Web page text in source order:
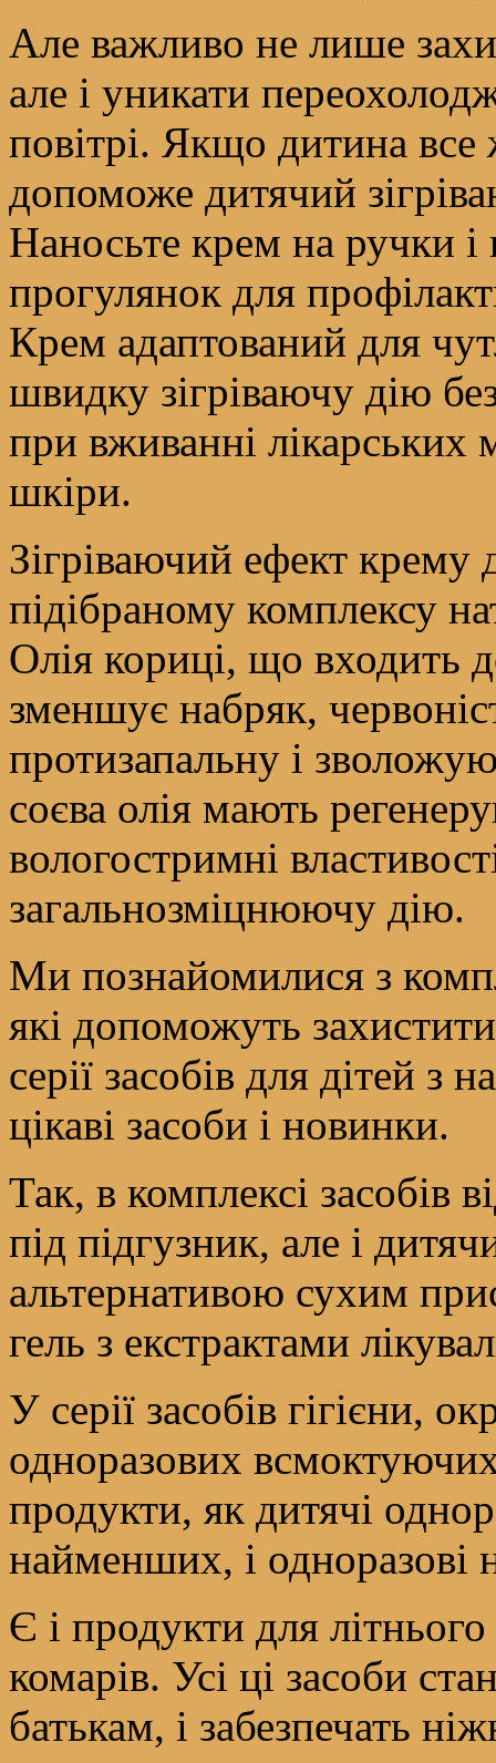
Але важливо не лише
але і уникати
повітрі. Якщо дитина все
допоможе дитячий
Наносьте крем на ручки
прогулянок для
Крем адаптований для
швидку зігріваючу дію
при вживанні лікарських
шкіри.
Зігріваючий ефект крему
підібраному комплексу
Олія кориці, що входить
зменшує набряк,
протизапальну і
соєва олія мають
вологостримні
загальнозміцнюючу дію.
Ми познайомилися з
які допоможуть
серії засобів для дітей з
цікаві засоби і новинки.
Так, в комплексі засобів
під підгузник, але і
альтернативою сухим
гель з екстрактами
У серії засобів гігієни,
одноразових
продукти, як дитячі
найменших, і одноразові
Є і продукти для літнього
комарів. Усі ці засоби
батькам, і забезпечать